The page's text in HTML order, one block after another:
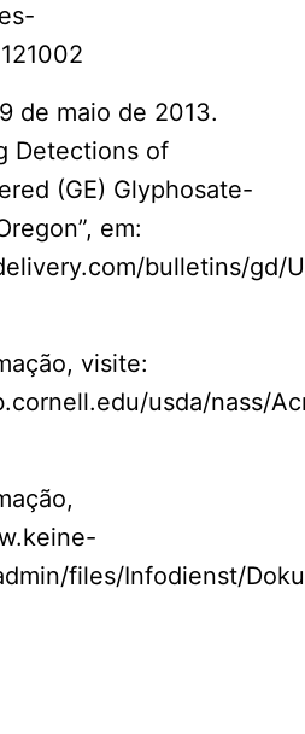
de maio de 2013.
Detections of
(GE) Glyphosate-
em:
bulletins/gd/
visite:
usda/nass/
files/Infodienst/